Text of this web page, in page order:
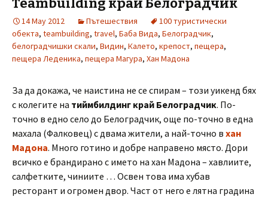
14 May 2012 Пътешествия
100 туристически
обекта, teambuilding, travel, Баба Вида, Белоградчик,
белоградчишки скали, Видин, Калето, крепост, пещера,
пещера Леденика, пещера Магура, Хан Мадона
За да докажа, че наистина не се спирам – този уикенд бях
с колегите на тиймбилдинг край Белоградчик. По-
точно в едно село до Белоградчик, още по-точно в една
махала (Фалковец) с двама жители, а най-точно в хан
Мадона. Много готино и добре направено място. Дори
всичко е брандирано с името на хан Мадона – хавлиите,
салфетките, чиниите … Освен това има хубав
ресторант и огромен двор. Част от него е лятна градина